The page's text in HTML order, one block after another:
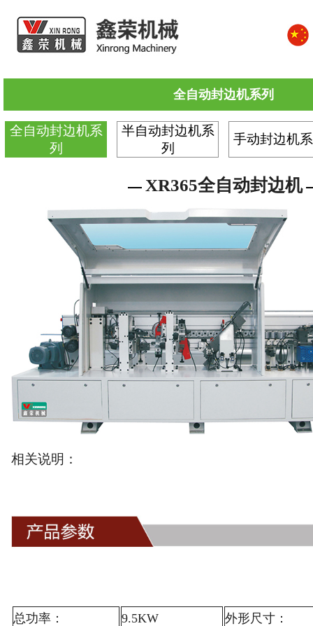
全自动封边机系列
全自动封边机系
列
半自动封边机系
列
手动封边机
XR365全自动封边机
相关说明：
总功率： 9.5KW 外形尺寸：